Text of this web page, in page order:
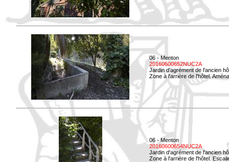
06 - Menton
20160600652NUC2A
Jardin d'agrément de l'ancien
Zone à l'arrière de l'hôtel.
06 - Menton
20160600654NUC2A
Jardin d'agrément de l'ancien
Zone à l'arrière de l'hôtel.